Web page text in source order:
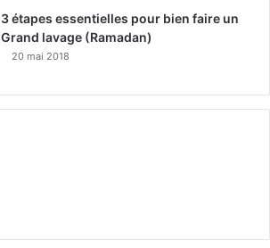
3 étapes essentielles pour bien faire un
Grand lavage (Ramadan)
20 mai 2018